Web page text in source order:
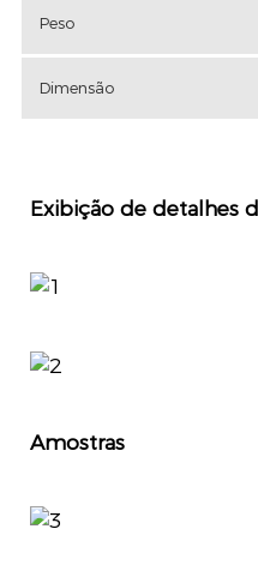
Peso
Dimensão
Exibição de detalhes
Amostras